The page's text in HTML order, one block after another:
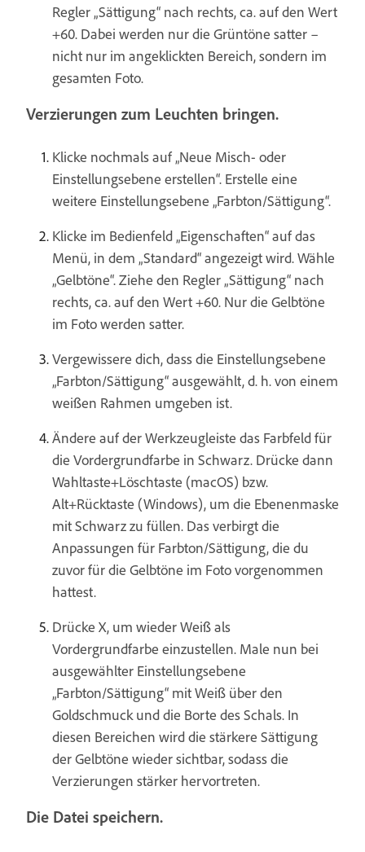
Regler „Sättigung“ nach rechts, ca. auf den Wert
+60. Dabei werden nur die Grüntöne satter –
nicht nur im angeklickten Bereich, sondern im
gesamten Foto.
Verzierungen zum Leuchten bringen.
Klicke nochmals auf „Neue Misch- oder
Einstellungsebene erstellen“. Erstelle eine
weitere Einstellungsebene „Farbton/Sättigung“.
Klicke im Bedienfeld „Eigenschaften“ auf das
Menü, in dem „Standard“ angezeigt wird. Wähle
„Gelbtöne“. Ziehe den Regler „Sättigung“ nach
rechts, ca. auf den Wert +60. Nur die Gelbtöne
im Foto werden satter.
Vergewissere dich, dass die Einstellungsebene
„Farbton/Sättigung“ ausgewählt, d. h. von einem
weißen Rahmen umgeben ist.
Ändere auf der Werkzeugleiste das Farbfeld für
die Vordergrundfarbe in Schwarz. Drücke dann
Wahltaste+Löschtaste (macOS) bzw.
Alt+Rücktaste (Windows), um die Ebenenmaske
mit Schwarz zu füllen. Das verbirgt die
Anpassungen für Farbton/Sättigung, die du
zuvor für die Gelbtöne im Foto vorgenommen
hattest.
Drücke X, um wieder Weiß als
Vordergrundfarbe einzustellen. Male nun bei
ausgewählter Einstellungsebene
„Farbton/Sättigung“ mit Weiß über den
Goldschmuck und die Borte des Schals. In
diesen Bereichen wird die stärkere Sättigung
der Gelbtöne wieder sichtbar, sodass die
Verzierungen stärker hervortreten.
Die Datei speichern.